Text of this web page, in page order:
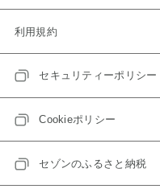
利用規約
セキュリティーポリシー
Cookieポリシー
セゾンのふるさと納税